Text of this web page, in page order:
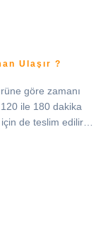
Ulaşır ?
göre zamanı
ile 180 dakika
de teslim edilir…